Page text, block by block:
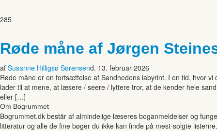
285
Røde måne af Jørgen
af Susanne Hilligsø Sørensend. 13. februar 2026
Røde måne er en fortsættelse af Sandhedens labyrint. I en tid, hvor
lader til at mene, at læsere / seere / lyttere tror, at de kender hele
eller […]
Om Bogrummet
Bogrummet.dk består af almindelige læseres boganmeldelser og
litteratur og alle de fine bøger du ikke kan finde på mest-solgte listerne.